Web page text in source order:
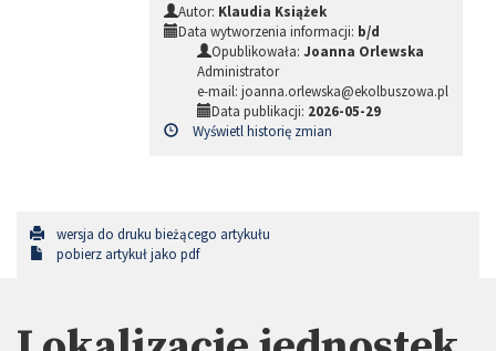
Autor: Klaudia Książek
Data wytworzenia informacji: b/d
Opublikowała: Joanna Orlewska
Administrator
e-mail: joanna.orlewska@ekolbuszowa.pl
Data publikacji: 2026-05-29
Wyświetl historię zmian
wersja do druku bieżącego artykułu
pobierz artykuł jako pdf